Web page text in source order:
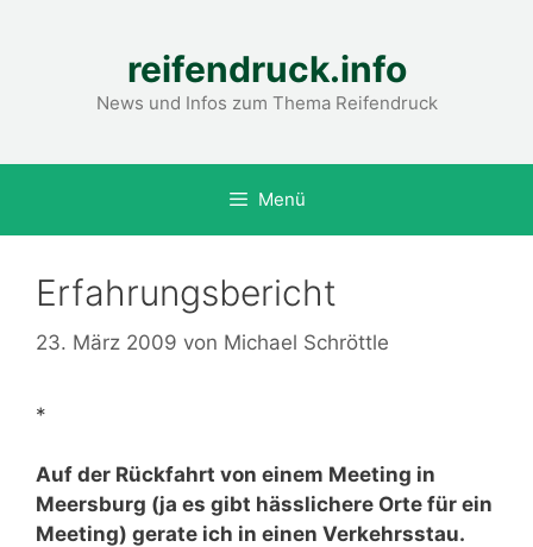
reifendruck.info
News und Infos zum Thema Reifendruck
Menü
Erfahrungsbericht
23. März 2009 von Michael Schröttle
*
Auf der Rückfahrt von einem Meeting in
Meersburg (ja es gibt hässlichere Orte für ein
Meeting) gerate ich in einen Verkehrsstau.